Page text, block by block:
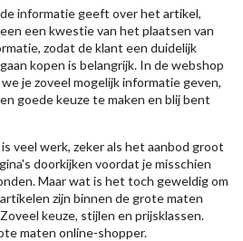
informatie geeft over het artikel,
een kwestie van het plaatsen van
zodat de klant een duidelijk
kopen is belangrijk. In de webshop
je zoveel mogelijk informatie geven,
goede keuze te maken en blij bent
veel werk, zeker als het aanbod groot
doorkijken voordat je misschien
Maar wat is het toch geweldig om
zijn binnen de grote maten
keuze, stijlen en prijsklassen.
maten online-shopper.